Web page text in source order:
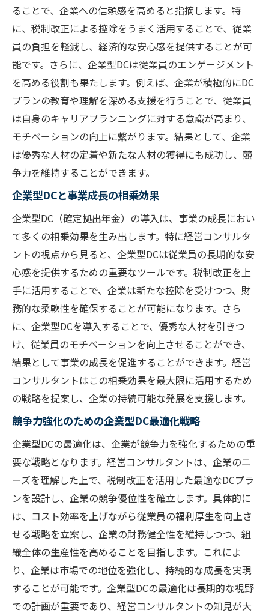
ることで、企業への信頼感を高めると指摘します。特
に、税制改正による控除をうまく活用することで、従業
員の負担を軽減し、経済的な安心感を提供することが可
能です。さらに、企業型DCは従業員のエンゲージメント
を高める役割も果たします。例えば、企業が積極的にDC
プランの教育や理解を深める支援を行うことで、従業員
は自身のキャリアプランニングに対する意識が高まり、
モチベーションの向上に繋がります。結果として、企業
は優秀な人材の定着や新たな人材の獲得にも成功し、競
争力を維持することができます。
企業型DCと事業成長の相乗効果
企業型DC（確定拠出年金）の導入は、事業の成長におい
て多くの相乗効果を生み出します。特に経営コンサルタ
ントの視点から見ると、企業型DCは従業員の長期的な安
心感を提供するための重要なツールです。税制改正を上
手に活用することで、企業は新たな控除を受けつつ、財
務的な柔軟性を確保することが可能になります。さら
に、企業型DCを導入することで、優秀な人材を引きつ
け、従業員のモチベーションを向上させることができ、
結果として事業の成長を促進することができます。経営
コンサルタントはこの相乗効果を最大限に活用するため
の戦略を提案し、企業の持続可能な発展を支援します。
競争力強化のための企業型DC最適化戦略
企業型DCの最適化は、企業が競争力を強化するための重
要な戦略となります。経営コンサルタントは、企業のニ
ーズを理解した上で、税制改正を活用した最適なDCプラ
ンを設計し、企業の競争優位性を確立します。具体的に
は、コスト効率を上げながら従業員の福利厚生を向上さ
せる戦略を立案し、企業の財務健全性を維持しつつ、組
織全体の生産性を高めることを目指します。これによ
り、企業は市場での地位を強化し、持続的な成長を実現
することが可能です。企業型DCの最適化は長期的な視野
での計画が重要であり、経営コンサルタントの知見が大